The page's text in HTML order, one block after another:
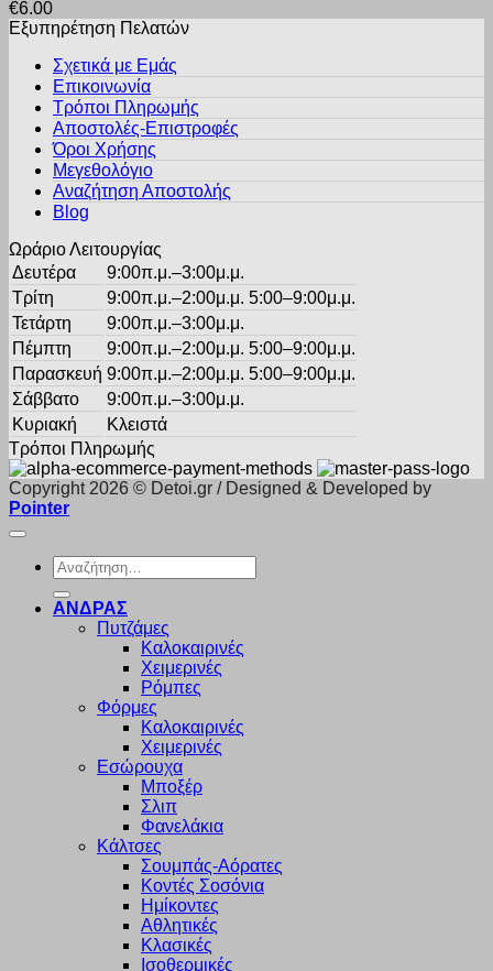
στη
σελίδα
προϊόντος
έχει
πολλαπλές
επιλογές
μπορούν
επιλεγούν
σελίδα
€6.00
Εξυπηρέτηση Πελατών
Σχετικά με Εμάς
Επικοινωνία
Τρόποι Πληρωμής
Αποστολές-Επιστροφές
Όροι Χρήσης
Μεγεθολόγιο
Αναζήτηση Αποστολής
Blog
Ωράριο Λειτουργίας
Δευτέρα
9:00π.μ.–3:00μ.μ.
Τρίτη
9:00π.μ.–2:00μ.μ. 5:00–9:00μ.μ.
Τετάρτη
9:00π.μ.–3:00μ.μ.
Πέμπτη
9:00π.μ.–2:00μ.μ. 5:00–9:00μ.μ.
Παρασκευή 9:00π.μ.–2:00μ.μ. 5:00–9:00μ.μ.
Σάββατο
9:00π.μ.–3:00μ.μ.
Κυριακή
Κλειστά
Τρόποι Πληρωμής
Copyright 2026 © Detoi.gr / Designed & Developed by
Pointer
Αναζήτηση
για:
ΑΝΔΡΑΣ
Πυτζάμες
Καλοκαιρινές
Χειμερινές
Ρόμπες
Φόρμες
Καλοκαιρινές
Χειμερινές
Εσώρουχα
Μποξέρ
Σλιπ
Φανελάκια
Κάλτσες
Σουμπάς-Αόρατες
Κοντές Σοσόνια
Ημίκοντες
Αθλητικές
Κλασικές
Ισοθερμικές